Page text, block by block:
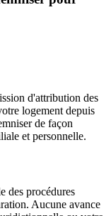
d'attribution des
logement depuis
de façon
et personnelle.
des procédures
Aucune avance